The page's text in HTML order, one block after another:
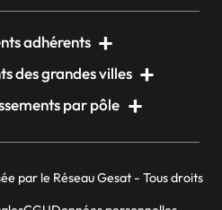
adhérents
des grandes villes
par pôle
par le Réseau Gesat - Tous droits